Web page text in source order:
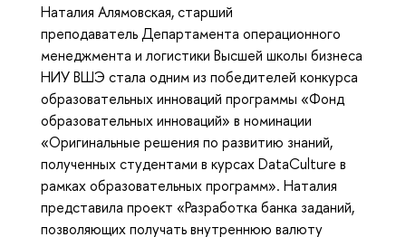
Наталия Алямовская, старший
преподаватель Департамента операционного
менеджмента и логистики Высшей школы бизнеса
НИУ ВШЭ стала одним из победителей конкурса
образовательных инноваций программы «Фонд
образовательных инноваций» в номинации
«Оригинальные решения по развитию знаний,
полученных студентами в курсах DataCulture в
рамках образовательных программ». Наталия
представила проект «Разработка банка заданий,
позволяющих получать внутреннюю валюту